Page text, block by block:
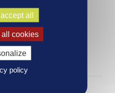
ateliers jusqu'en
des-Fossés
all
all cookies
policy